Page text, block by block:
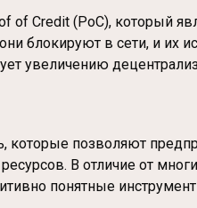
of Credit (PoC), который
блокируют в сети, и их
увеличению
которые позволяют
В отличие от
понятные